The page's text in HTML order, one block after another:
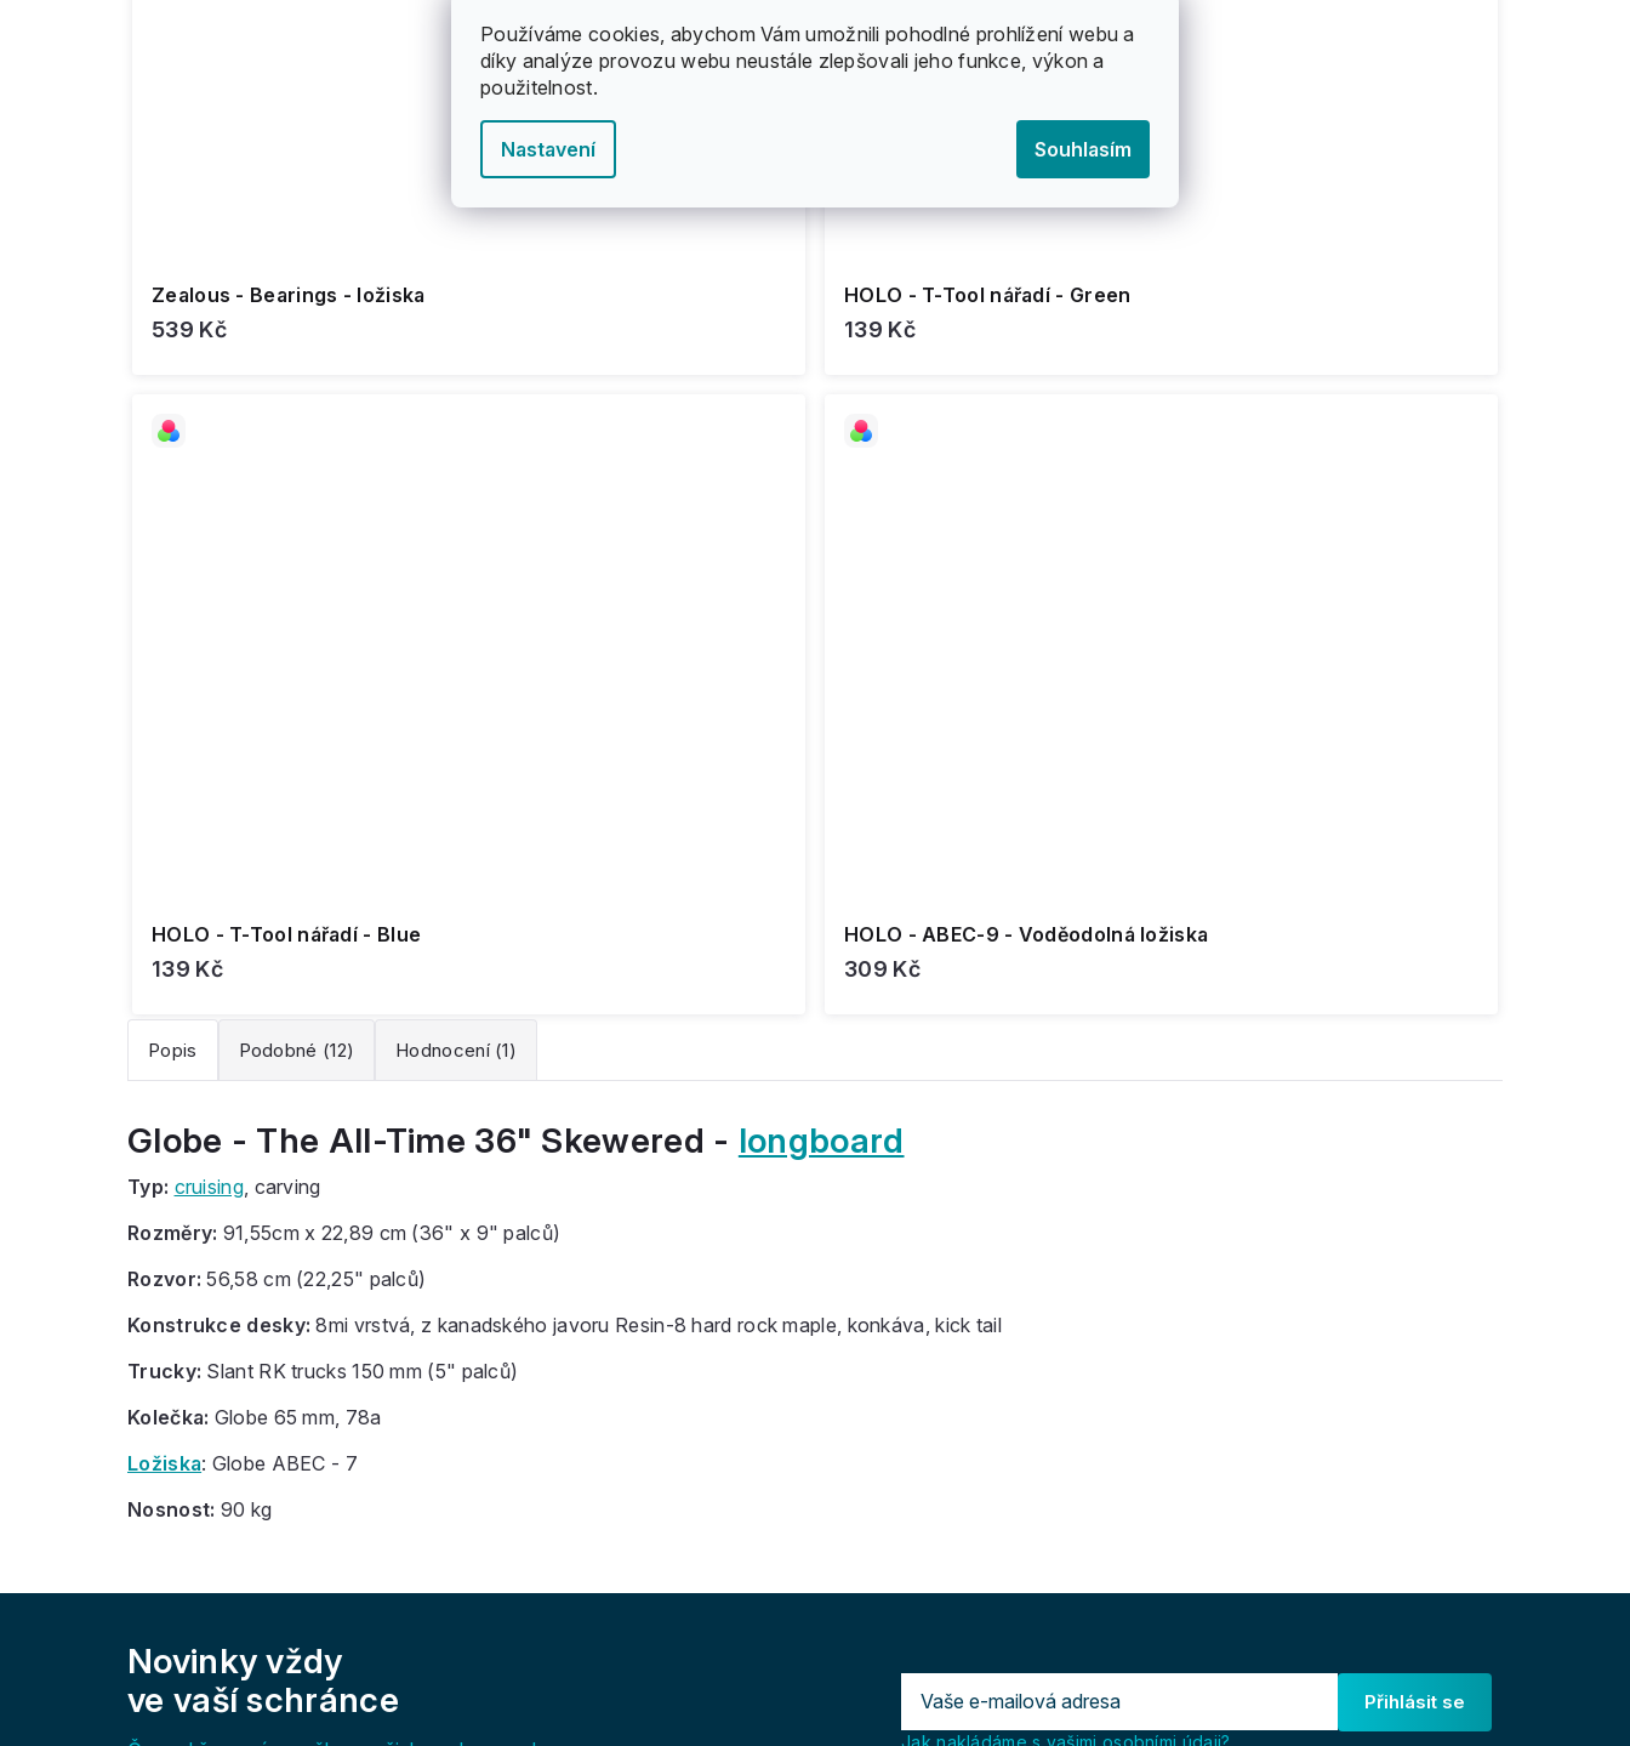
Používáme cookies, abychom Vám umožnili pohodlné prohlížení webu a
díky analýze provozu webu neustále zlepšovali jeho funkce, výkon a
použitelnost.
Nastavení Souhlasím
Zealous - Bearings - ložiska
539 Kč
HOLO - T-Tool nářadí - Green
139 Kč
HOLO - T-Tool nářadí - Blue
139 Kč
HOLO - ABEC-9 - Voděodolná ložiska
309 Kč
Popis Podobné (12) Hodnocení (1)
Globe - The All-Time 36" Skewered - longboard
Typ: cruising, carving
Rozměry: 91,55cm x 22,89 cm (36" x 9" palců)
Rozvor: 56,58 cm (22,25" palců)
Konstrukce desky: 8mi vrstvá, z kanadského javoru Resin-8 hard rock maple, konkáva, kick tail
Trucky: Slant RK trucks 150 mm (5" palců)
Kolečka: Globe 65 mm, 78a
Ložiska: Globe ABEC - 7
Nosnost: 90 kg
Novinky vždy
ve vaší schránce
Přihlásit se
Jak nakládáme s vašimi osobními údaji?